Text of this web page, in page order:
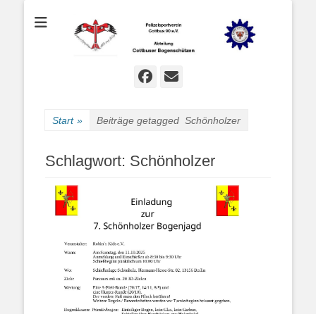
Cottbuser
Bogenschützen
Bogenschießen in Cottbus
Facebook
E-
Start » Beiträge getagged Schönholzer
Schlagwort: Schönholzer